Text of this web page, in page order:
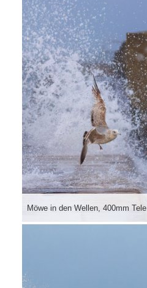
Möwe in den Wellen, 400mm Tele